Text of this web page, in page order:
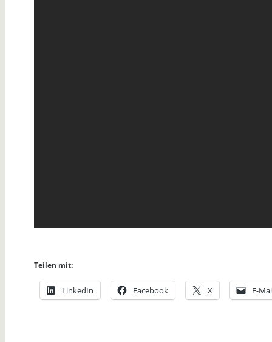
Teilen mit:
LinkedIn Facebook X E-